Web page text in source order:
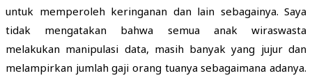
untuk memperoleh keringanan dan lain sebagainya. Saya
tidak mengatakan bahwa semua anak wiraswasta
melakukan manipulasi data, masih banyak yang jujur dan
melampirkan jumlah gaji orang tuanya sebagaimana adanya.